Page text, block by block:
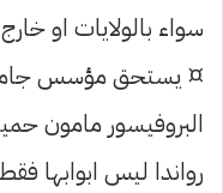
سواء بالولايات او خارج
¤ يستحق مؤسس جامعة
البروفيسور مامون
رواندا ليس ابوابها